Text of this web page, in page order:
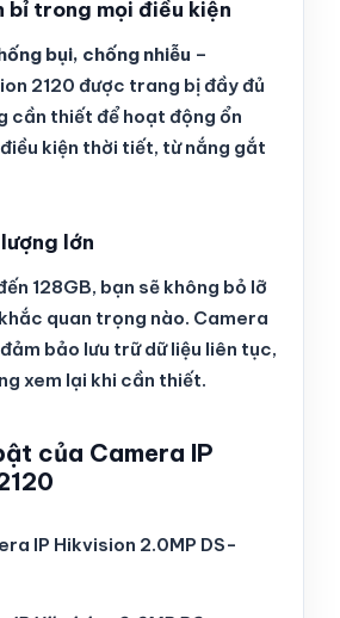
bỉ trong mọi điều kiện
bụi, chống nhiễu –
2120 được trang bị đầy đủ
cần thiết để hoạt động ổn
kiện thời tiết, từ nắng gắt
lớn
128GB, bạn sẽ không bỏ lỡ
quan trọng nào. Camera
bảo lưu trữ dữ liệu liên tục,
xem lại khi cần thiết.
của Camera IP